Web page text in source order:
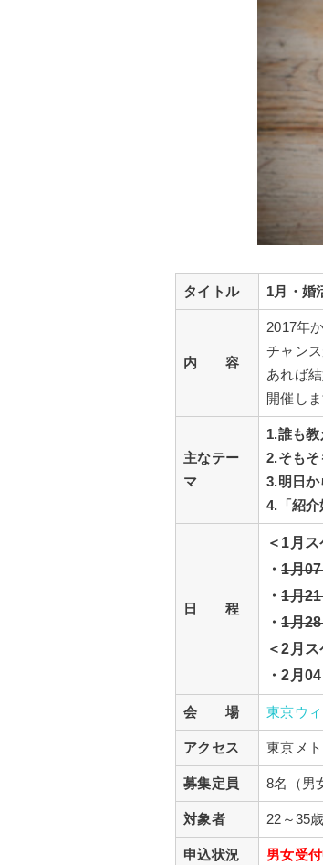
タイトル 1月・婚
内 容
2017年
チャン
あれば
開催し
主なテー
マ
1.誰も
2.そも
3.明日
4.「紹介
日 程
＜1月
・1月
・1月
・1月
＜2月
・2月
会 場 東京ウ
アクセス 東京メ
募集定員 8名（男
対象者 22～35
申込状況 男女受